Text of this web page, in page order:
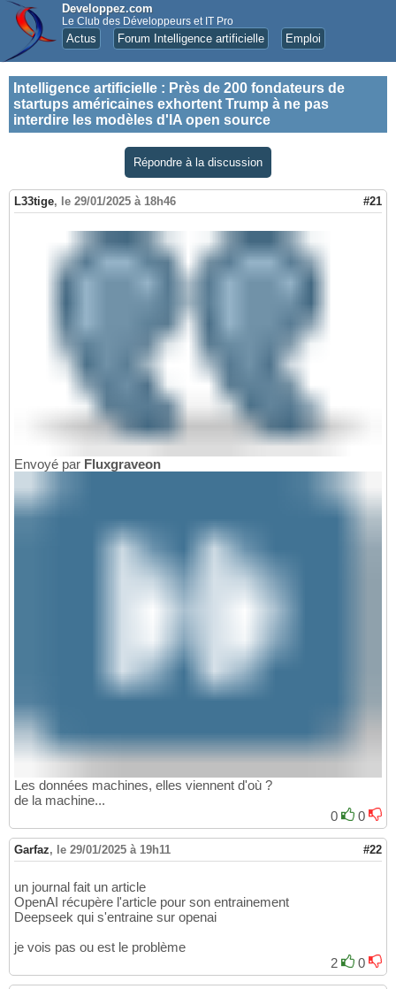
Developpez.com
Le Club des Développeurs et IT Pro
Actus Forum Intelligence artificielle Emploi
Intelligence artificielle : Près de 200 fondateurs de
startups américaines exhortent Trump à ne pas
interdire les modèles d'IA open source
Répondre à la discussion
L33tige, le 29/01/2025 à 18h46 #21
Envoyé par Fluxgraveon
Les données machines, elles viennent d'où ?
de la machine...
0
0
Garfaz, le 29/01/2025 à 19h11 #22
un journal fait un article
OpenAI récupère l'article pour son entrainement
Deepseek qui s'entraine sur openai
je vois pas ou est le problème
2
0